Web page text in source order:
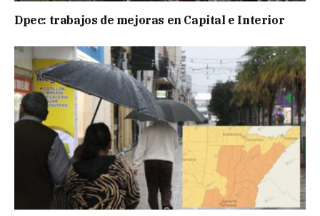
Dpec: trabajos de mejoras en Capital e Interior